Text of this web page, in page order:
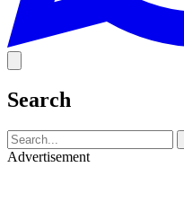
Search
Advertisement